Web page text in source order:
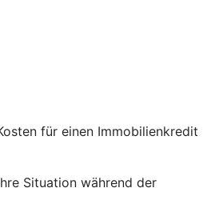
für einen Immobilienkredit
Situation während der